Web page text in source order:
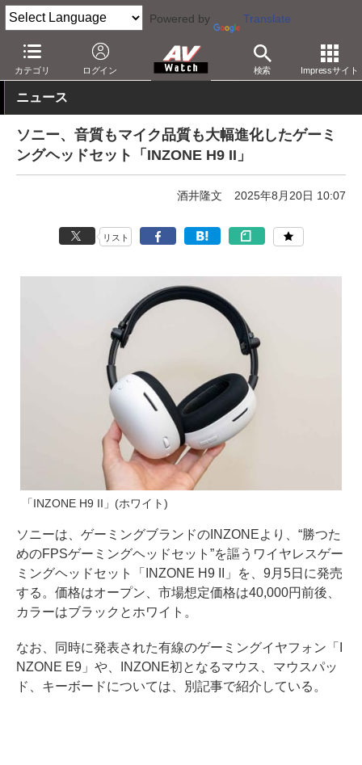
Powered by Translate
カテゴリ ログイン 検索 Impressサイト
AV Watch 製品 ヘッドフォン ソニー
ニュース
ソニー、音質もマイク品質も大幅進化したゲーミ
ングヘッドセット「INZONE H9 II」
酒井隆文 2025年8月20日 10:07
リスト
「INZONE H9 II」(ホワイト)
ソニーは、ゲーミングブランドのINZONEより、“勝つた
めのFPSゲーミングヘッドセット”を謳うワイヤレスゲー
ミングヘッドセット「INZONE H9 II」を、9月5日に発売
する。価格はオープン、市場想定価格は40,000円前後、
カラーはブラックとホワイト。
なお、同時に発表された有線のゲーミングイヤフォン「I
NZONE E9」や、INZONE初となるマウス、マウスパッ
ド、キーボードについては、別記事で紹介している。